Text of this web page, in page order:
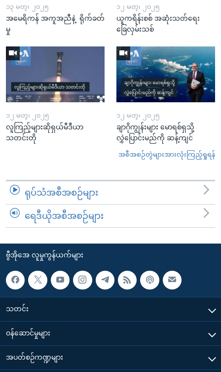
၁၃ မတ္၊ ၂၀၂၅
အမေရိကန် အကူအညီနဲ့ ရိုက်ခတ်
မှု
၁၂ မတ္၊ ၂၀၂၅
ယူကရိန်းစစ် အဆုံးသတ်ရေး
ခြေလှမ်းသစ်
၁၂ မတ္၊ ၂၀၂၅
လူကြည့်များဆိုရှယ်မီဒီယာ
သတင်းတို
၁၂ မတ္၊ ၂၀၂၅
ချာဂိုကျွန်းများ မောရစ်ရှသို့
လွှဲပြောင်းမည်ကို ဆန့်ကျင်
အစီအစဉ်တွဲများအားလုံးကြည့်ရှုရန်
ရုပ်သံအစီအစဉ်များ
ရေဒီယိုအစီအစဉ်များ
ဗွီအိုအေ လူမှုကွန်ယက်များ
သတင်း
၀န်ဆောင်မှုများ
အပတ်စဉ်ကဏ္ဍများ